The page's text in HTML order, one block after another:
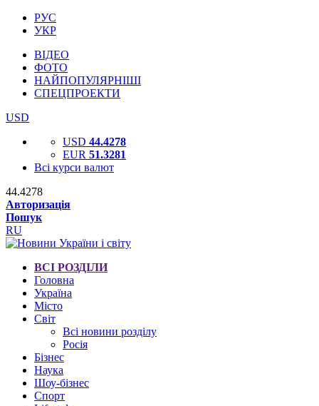
РУС
УКР
ВІДЕО
ФОТО
НАЙПОПУЛЯРНІШІ
СПЕЦПРОЕКТИ
USD
USD 44.4278
EUR 51.3281
Всі курси валют
44.4278
Авторизація
Пошук
RU
ВСІ РОЗДІЛИ
Головна
Україна
Місто
Світ
Всі новини розділу
Росія
Бізнес
Наука
Шоу-бізнес
Спорт